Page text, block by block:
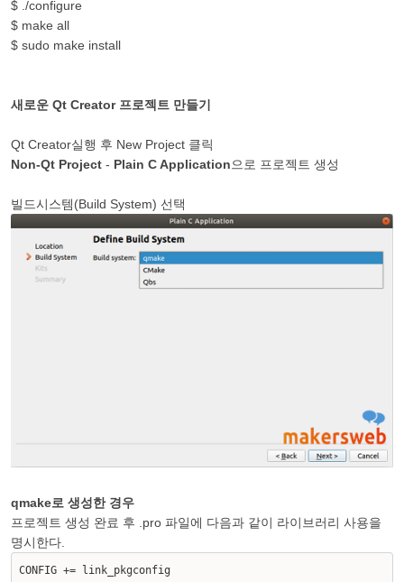
$ ./configure
$ make all
$ sudo make install
새로운 Qt Creator 프로젝트 만들기
Qt Creator실행 후 New Project 클릭
Non-Qt Project - Plain C Application으로 프로젝트 생성
빌드시스템(Build System) 선택
qmake로 생성한 경우
프로젝트 생성 완료 후 .pro 파일에 다음과 같이 라이브러리 사용을
명시한다.
CONFIG += link_pkgconfig